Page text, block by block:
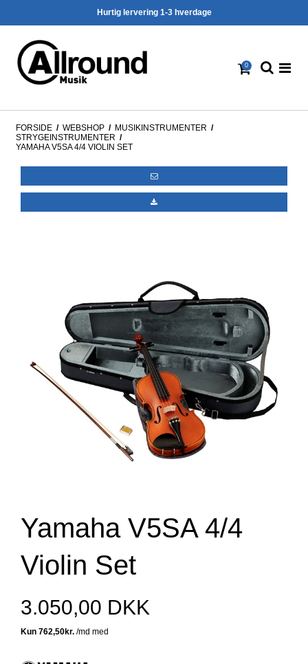
Hurtig lervering 1-3 hverdage
0
FORSIDE / WEBSHOP / MUSIKINSTRUMENTER /
STRY­GE­IN­STRU­MEN­TER /
YAMAHA V5SA 4/4 VIOLIN SET
Yamaha V5SA 4/4
Violin Set
3.050,00 DKK